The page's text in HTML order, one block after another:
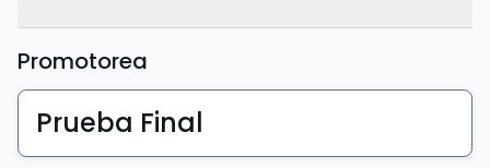
Promotorea
Prueba Final